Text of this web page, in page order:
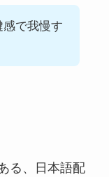
で我慢す
る、日本語配